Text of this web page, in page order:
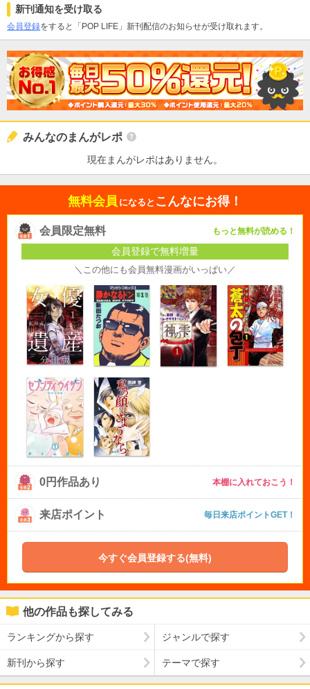
新刊通知を受け取る
会員登録をすると「POP LIFE」新刊配信のお知らせが受け取れます。
みんなのまんがレポ
現在まんがレポはありません。
無料会員 になると こんなにお得！
会員限定無料 もっと無料が読める！
会員登録で無料増量
＼この他にも会員無料漫画がいっぱい／
0円作品あり 本棚に入れておこう！
来店ポイント 毎日来店ポイントGET！
今すぐ会員登録する(無料)
他の作品も探してみる
ランキングから探す ジャンルで探す
新刊から探す テーマで探す